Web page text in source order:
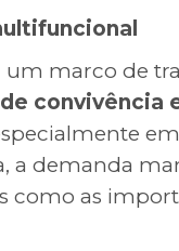
marco de
convivência
demanda
as